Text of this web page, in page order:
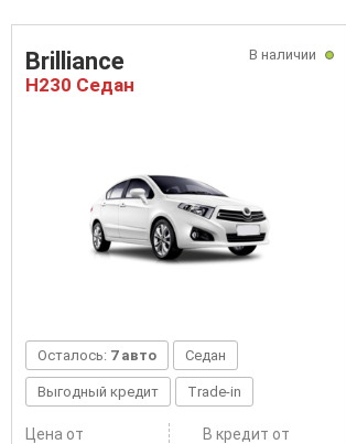
В наличии
Brilliance
H230 Седан
Осталось: 7 авто Седан
Выгодный кредит Trade-in
Цена от В кредит от